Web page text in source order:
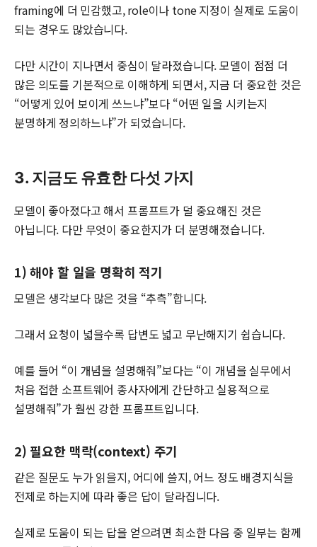
framing에 더 민감했고, role이나 tone 지정이 실제로 도움이
되는 경우도 많았습니다.
다만 시간이 지나면서 중심이 달라졌습니다. 모델이 점점 더
많은 의도를 기본적으로 이해하게 되면서, 지금 더 중요한 것은
“어떻게 있어 보이게 쓰느냐”보다 “어떤 일을 시키는지
분명하게 정의하느냐”가 되었습니다.
3. 지금도 유효한 다섯 가지
모델이 좋아졌다고 해서 프롬프트가 덜 중요해진 것은
아닙니다. 다만 무엇이 중요한지가 더 분명해졌습니다.
1) 해야 할 일을 명확히 적기
모델은 생각보다 많은 것을 “추측”합니다.
그래서 요청이 넓을수록 답변도 넓고 무난해지기 쉽습니다.
예를 들어 “이 개념을 설명해줘”보다는 “이 개념을 실무에서
처음 접한 소프트웨어 종사자에게 간단하고 실용적으로
설명해줘”가 훨씬 강한 프롬프트입니다.
2) 필요한 맥락(context) 주기
같은 질문도 누가 읽을지, 어디에 쓸지, 어느 정도 배경지식을
전제로 하는지에 따라 좋은 답이 달라집니다.
실제로 도움이 되는 답을 얻으려면 최소한 다음 중 일부는 함께